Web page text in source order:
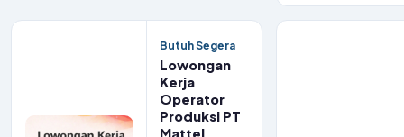
Butuh Segera
Lowongan
Kerja
Operator
Produksi PT
Mattel